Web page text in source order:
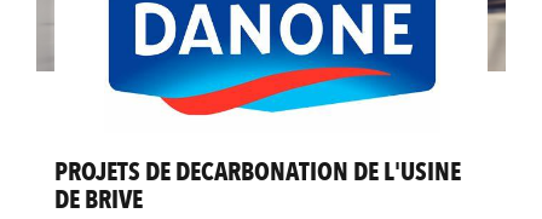
PROJETS DE DECARBONATION DE L'USINE
DE BRIVE